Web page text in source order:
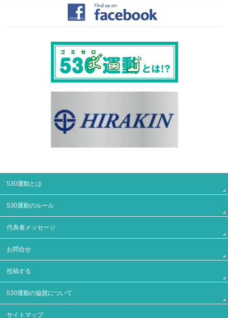
530運動とは
530運動のルール
代表者メッセージ
お問合せ
投稿する
530運動の協賛について
サイトマップ